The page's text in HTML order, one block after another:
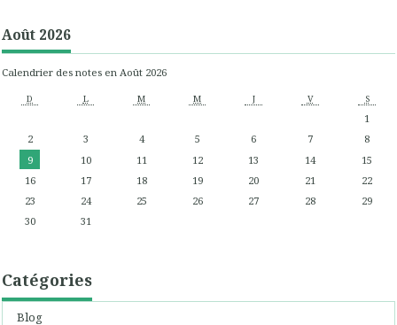
Août 2026
Calendrier des notes en Août 2026
D L M M J V S
1
2
3 4 5 6 7
8
9
10 11 12 13 14
15
16
17 18 19 20 21
22
23
24 25 26 27 28
29
30
31
Catégories
Blog